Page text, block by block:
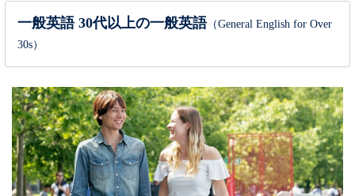
一般英語 30代以上の一般英語（General English for Over
30s）